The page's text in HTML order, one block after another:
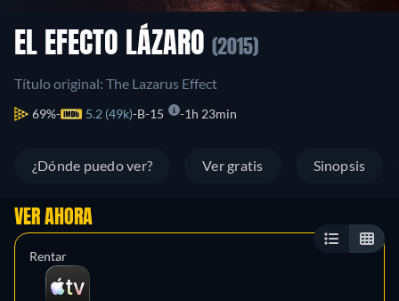
EL EFECTO LÁZARO (2015)
Título original: The Lazarus Effect
69% 5.2 (49k) B-15 1h 23min
¿Dónde puedo ver? Ver gratis Sinopsis
VER AHORA
Rentar